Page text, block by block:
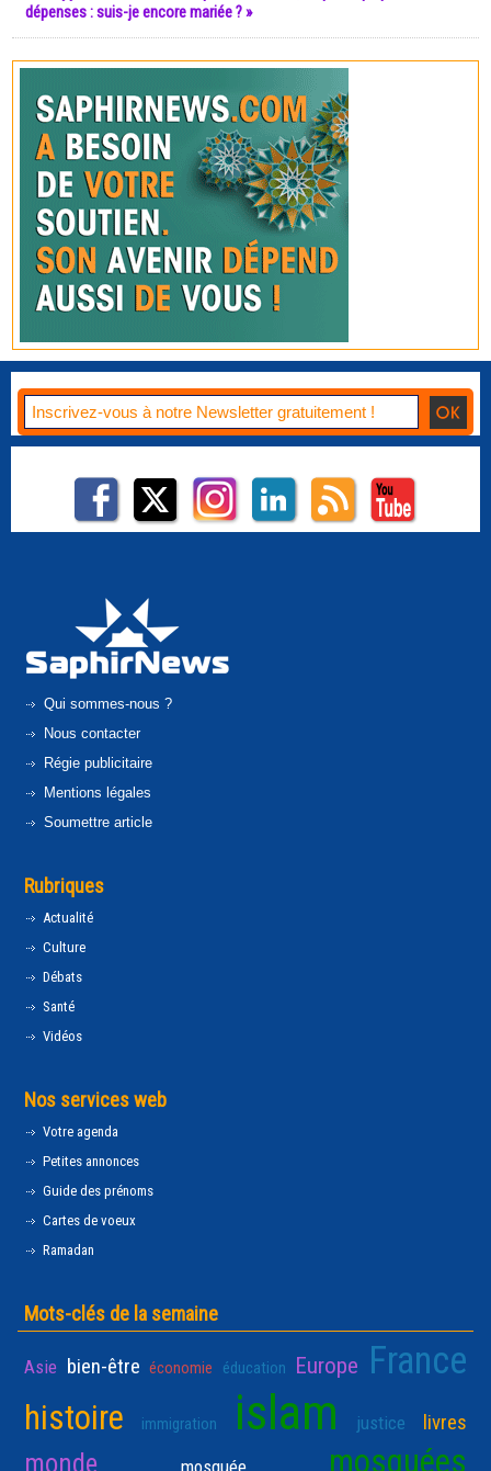
dépenses : suis-je encore mariée ? »
Qui sommes-nous ?
Nous contacter
Régie publicitaire
Mentions légales
Soumettre article
Rubriques
Actualité
Culture
Débats
Santé
Vidéos
Nos services web
Votre agenda
Petites annonces
Guide des prénoms
Cartes de voeux
Ramadan
Mots-clés de la semaine
Asie bien-être économie éducation Europe France
histoire immigration islam justice livres
monde mosquée mosquées